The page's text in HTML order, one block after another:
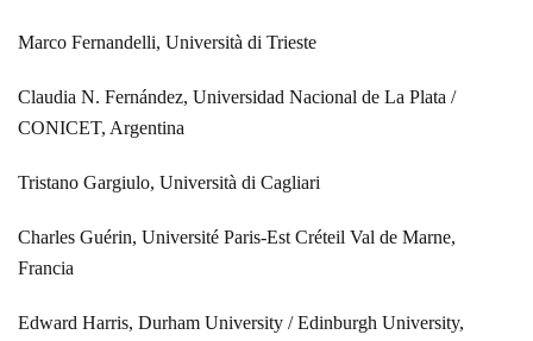
Marco Fernandelli, Università di Trieste
Claudia N. Fernández, Universidad Nacional de La Plata /
CONICET, Argentina
Tristano Gargiulo, Università di Cagliari
Charles Guérin, Université Paris-Est Créteil Val de Marne,
Francia
Edward Harris, Durham University / Edinburgh University,